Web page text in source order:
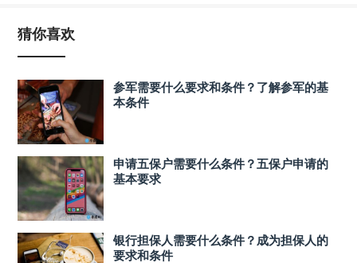
猜你喜欢
参军需要什么要求和条件？了解参军的基
本条件
申请五保户需要什么条件？五保户申请的
基本要求
银行担保人需要什么条件？成为担保人的
要求和条件